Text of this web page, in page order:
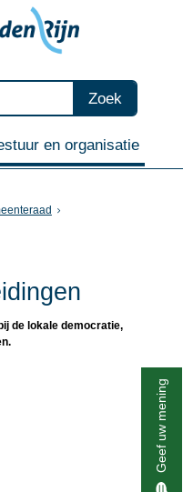
Zoek
en organisatie
de lokale democratie,
Geef uw mening